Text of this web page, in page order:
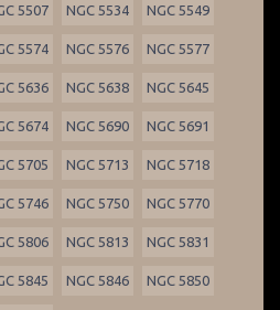
5507 NGC 5534 NGC 5549
5574 NGC 5576 NGC 5577
5636 NGC 5638 NGC 5645
5674 NGC 5690 NGC 5691
5705 NGC 5713 NGC 5718
5746 NGC 5750 NGC 5770
5806 NGC 5813 NGC 5831
5845 NGC 5846 NGC 5850